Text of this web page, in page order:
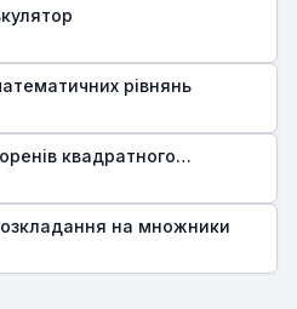
рівнянь
квадратного
на множники